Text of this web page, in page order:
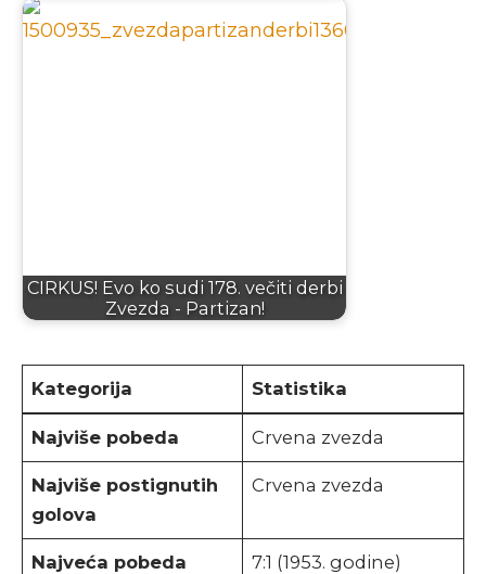
CIRKUS! Evo ko sudi 178. večiti derbi
Zvezda - Partizan!
Kategorija Statistika
Najviše pobeda Crvena zvezda
Najviše postignutih
golova
Crvena zvezda
Najveća pobeda
7:1 (1953. godine)